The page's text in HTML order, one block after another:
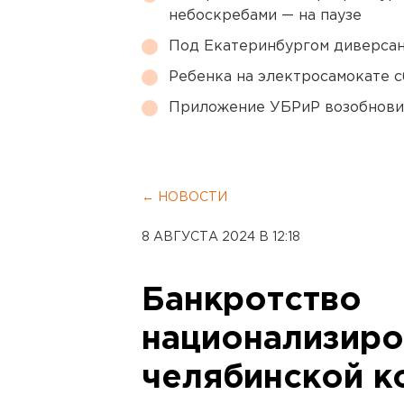
небоскребами — на паузе
Под Екатеринбургом
Ребенка на электросамокате
Приложение УБРиР
← НОВОСТИ
8 АВГУСТА 2024 В 12:18
Банкротство
челябинской